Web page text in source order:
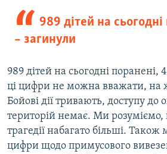
989 дітей на
– загинули
989 дітей на сьогодні поранені,
ці цифри не можна вважати, на
Бойові дії тривають, доступу до
територій немає. Ми
трагедії набагато більші.
цифри щодо примусового